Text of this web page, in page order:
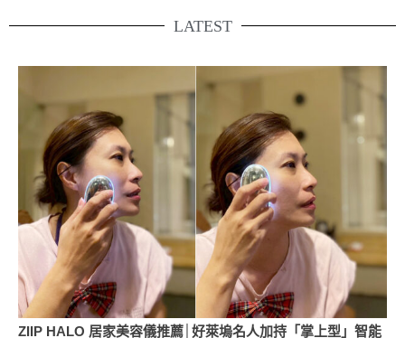
LATEST
ZIIP HALO 居家美容儀推薦│好萊塢名人加持「掌上型」智能